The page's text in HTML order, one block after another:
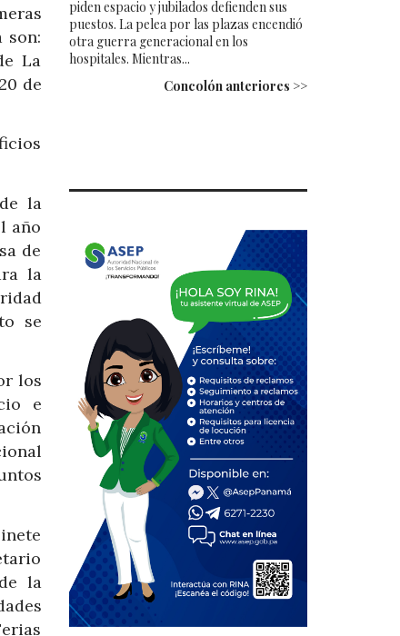
son:
La
de
la
año
de
la
se
los
e
la
piden espacio y jubilados defienden sus
puestos. La pelea por las plazas encendió
otra guerra generacional en los
hospitales. Mientras...
Concolón anteriores >>